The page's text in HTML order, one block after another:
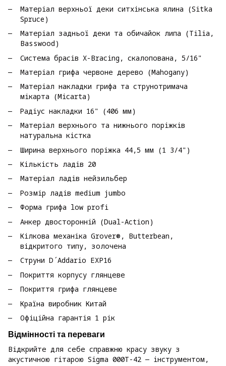
Матеріал верхньої деки ситхінська ялина (Sitka
Spruce)
Матеріал задньої деки та обичайок липа (Tilia,
Basswood)
Система брасів X-Bracing, скалопована, 5/16"
Матеріал грифа червоне дерево (Mahogany)
Матеріал накладки грифа та струнотримача
мікарта (Micarta)
Радіус накладки 16" (406 мм)
Матеріал верхнього та нижнього поріжків
натуральна кістка
Ширина верхнього поріжка 44,5 мм (1 3/4")
Кількість ладів 20
Матеріал ладів нейзильбер
Розмір ладів medium jumbo
Форма грифа low profi
Анкер двосторонній (Dual-Action)
Кілкова механіка Grover®, Butterbean,
відкритого типу, золочена
Струни D´Addario EXP16
Покриття корпусу глянцеве
Покриття грифа глянцеве
Країна виробник Китай
Офіційна гарантія 1 рік
Відмінності та переваги
Відкрийте для себе справжню красу звуку з
акустичною гітарою Sigma 000T-42 — інструментом,